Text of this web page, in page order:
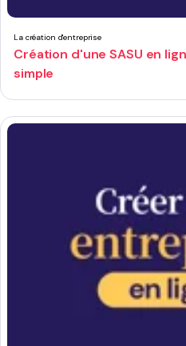
La création d'entreprise
Création d'une SASU en
simple